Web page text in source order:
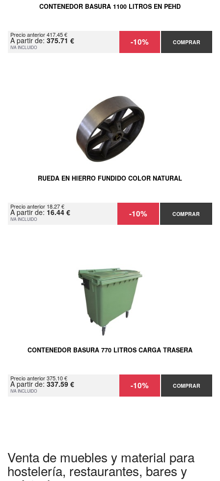
CONTENEDOR BASURA 1100 LITROS EN PEHD
Precio anterior 417.45 €
A partir de: 375.71 €
IVA INCLUIDO -10% COMPRAR
RUEDA EN HIERRO FUNDIDO COLOR NATURAL
Precio anterior 18.27 €
A partir de: 16.44 €
IVA INCLUIDO -10% COMPRAR
CONTENEDOR BASURA 770 LITROS CARGA TRASERA
Precio anterior 375.10 €
A partir de: 337.59 €
IVA INCLUIDO -10% COMPRAR
Venta de muebles y material para
hostelería, restaurantes, bares y